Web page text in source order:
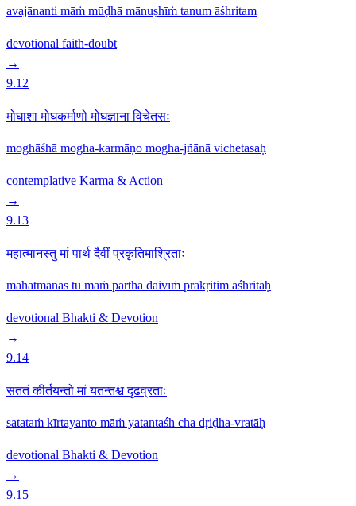
avajānanti māṁ mūḍhā mānuṣhīṁ tanum āśhritam
devotional faith-doubt
→
9.12
मोघाशा मोघकर्माणो मोघज्ञाना विचेतसः
moghāśhā mogha-karmāṇo mogha-jñānā vichetasaḥ
contemplative Karma & Action
→
9.13
महात्मानस्तु मां पार्थ दैवीं प्रकृतिमाश्रिताः
mahātmānas tu māṁ pārtha daivīṁ prakṛitim āśhritāḥ
devotional Bhakti & Devotion
→
9.14
सततं कीर्तयन्तो मां यतन्तश्च दृढव्रताः
satataṁ kīrtayanto māṁ yatantaśh cha dṛiḍha-vratāḥ
devotional Bhakti & Devotion
→
9.15